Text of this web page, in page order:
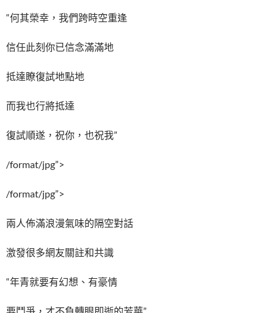
“何其榮幸，我們跨時空重逢
信任此刻你已信念滿滿地
抵達瞭復試地點地
而我也行將抵達
復試順遂，祝你，也祝我”
/format/jpg”>
/format/jpg”>
兩人佈滿浪漫氣味的隔空對話
激發很多網友關註和共識
“年青就要有幻想、有豪情